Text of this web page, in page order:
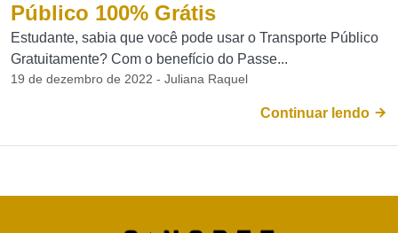
Público 100% Grátis
Estudante, sabia que você pode usar o Transporte Público
Gratuitamente? Com o benefício do Passe...
19 de dezembro de 2022 - Juliana Raquel
Continuar lendo